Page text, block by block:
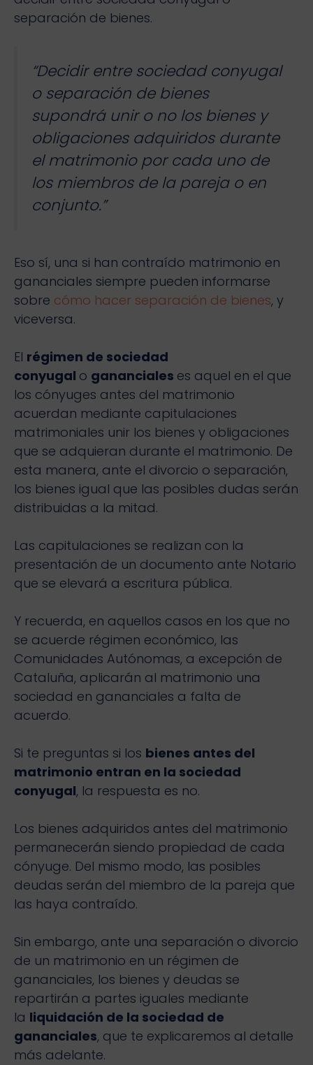
separación de bienes.
“Decidir entre sociedad conyugal
o separación de bienes
supondrá unir o no los bienes y
obligaciones adquiridos durante
el matrimonio por cada uno de
los miembros de la pareja o en
conjunto.”
Eso sí, una si han contraído matrimonio en
gananciales siempre pueden informarse
sobre cómo hacer separación de bienes, y
viceversa.
El régimen de sociedad
conyugal o gananciales es aquel en el que
los cónyuges antes del matrimonio
acuerdan mediante capitulaciones
matrimoniales unir los bienes y obligaciones
que se adquieran durante el matrimonio. De
esta manera, ante el divorcio o separación,
los bienes igual que las posibles dudas serán
distribuidas a la mitad.
Las capitulaciones se realizan con la
presentación de un documento ante Notario
que se elevará a escritura pública.
Y recuerda, en aquellos casos en los que no
se acuerde régimen económico, las
Comunidades Autónomas, a excepción de
Cataluña, aplicarán al matrimonio una
sociedad en gananciales a falta de
acuerdo.
Si te preguntas si los bienes antes del
matrimonio entran en la sociedad
conyugal, la respuesta es no.
Los bienes adquiridos antes del matrimonio
permanecerán siendo propiedad de cada
cónyuge. Del mismo modo, las posibles
deudas serán del miembro de la pareja que
las haya contraído.
Sin embargo, ante una separación o divorcio
de un matrimonio en un régimen de
gananciales, los bienes y deudas se
repartirán a partes iguales mediante
la liquidación de la sociedad de
gananciales, que te explicaremos al detalle
más adelante.